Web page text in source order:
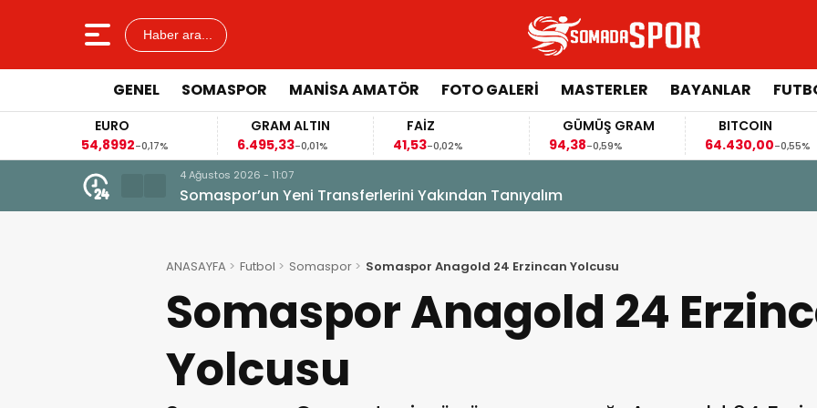
Haber ara...
GENEL SOMASPOR MANISA AMATÖR FOTO GALERI MASTERLER BAYANLAR
GRAM ALTIN
6.495,33
-0,01%
FAİZ
41,53
-0,02%
GÜMÜŞ GRAM
94,38
-0,59%
BITCOIN
64.430,00
-0,55%
64,1484
4 Ağustos 2026 - 11:07
Somaspor’un Yeni Transferlerini Yakından Tanıyalım
ANASAYFA Futbol Somaspor Somaspor Anagold 24 Erzincan Yolcusu
Somaspor Anagold 24
Yolcusu